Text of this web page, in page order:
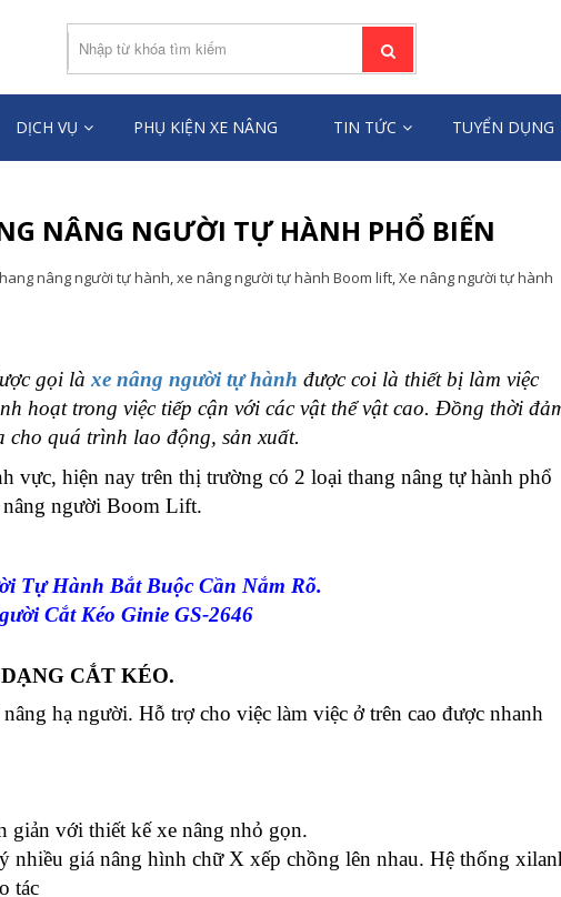
LÂM TÙNG
ứng Xe nâng người toàn quốc
DỊCH VỤ PHỤ KIỆN XE NÂNG TIN TỨC TUYỂN DỤNG
NÂNG NGƯỜI TỰ HÀNH PHỔ BIẾN
nâng người tự hành,xe nâng người tự hành Boom lift,Xe nâng người tự hành
gọi là xe nâng người tự hành được coi là thiết bị làm việc
hoạt trong việc tiếp cận với các vật thể vật cao. Đồng thời
cho quá trình lao động, sản xuất.
vực, hiện nay trên thị trường có 2 loại thang nâng tự hành phổ
nâng người Boom Lift.
Tự Hành Bắt Buộc Cần Nắm Rõ.
Cắt Kéo Ginie GS-2646
CẮT KÉO.
hạ người. Hỗ trợ cho việc làm việc ở trên cao được nhanh
giản với thiết kế xe nâng nhỏ gọn.
nhiều giá nâng hình chữ X xếp chồng lên nhau. Hệ thống
tác